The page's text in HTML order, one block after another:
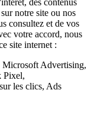
notre site ou nos
consultez et de vos
votre accord, nous
site internet :
Advertising,
Pixel,
les clics, Ads